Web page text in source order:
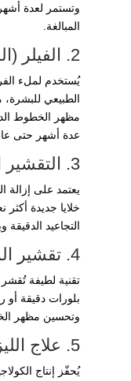
وتستمر لعدة
المبالغة.
2. الفيلر (الحقن المالئة):
يُستخدم لملء
الطبيعي
مظهر الخطوط
عدة أشهر حتى
3. التقشير الكيميائي:
يعتمد على إزالة
خلايا جديدة أكثر
التجاعيد
4. تقشير المايكرو:
تقنية لطيفة
بلورات دقيقة أو
وتحسين مظهر
5. علاج الليزر:
يُحفّز إنتاج